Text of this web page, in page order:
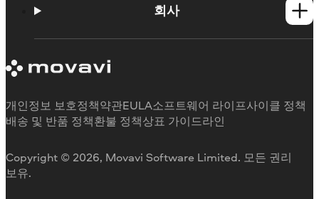
학습 포털
체험판 제한 사항
환불
회사
후기
Movavi를 선택하는 이유
업무용
Copyright © 2026, Movavi Software Limited. 모든 권리
보유.
개인정보 보호정책약관EULA소프트웨어 라이프사이클 정책
배송 및 반품 정책환불 정책상표 가이드라인